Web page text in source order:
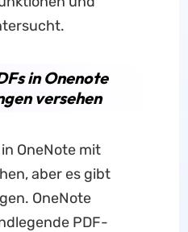
in Onenote
versehen
OneNote mit
aber es gibt
OneNote
PDF-